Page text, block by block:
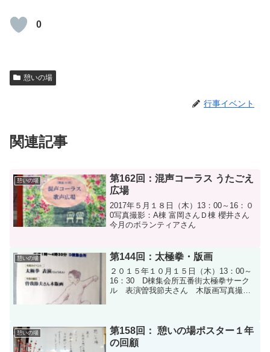
0
憩いの場
行事イベント
関連記事
憩いの場
第162回：混声コーラス うたごえ
広場
2017年５月１８日（木）13：00～16：０
0写真撮影：A棟 富岡さんＤ棟 櫻井さん
今月のボランティアさん
憩いの場 第144回：太極拳・版画
２０１５年１０月１５日（木）13：00～
16：30 D棟集会所五番街太極拳サーク
ル 表演曽我節夫さん 木版画写真撮
憩いの場
第158回： 憩いの場ポスター１年
の回顧